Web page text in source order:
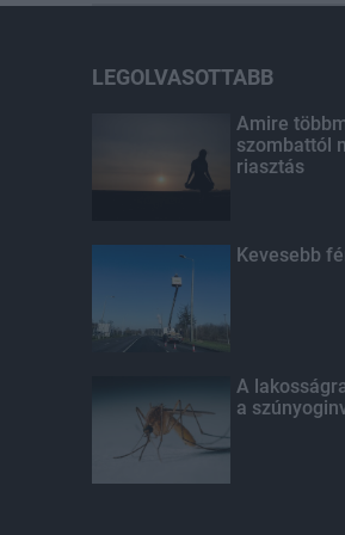
LEGOLVASOTTABB
Amire
szombattól
riasztás
Kevesebb
A
a